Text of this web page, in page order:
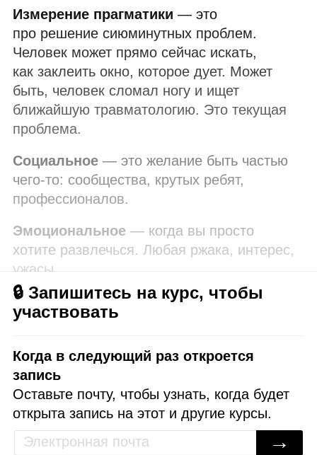
Измерение прагматики — это
про решение сиюминутных проблем.
Человек может прямо сейчас искать,
как заклеить окно, которое дует. Может
быть, человек сломал ногу и ищет
ближайшую травматологию. Это текущая
проблема.
Социальное — это желание быть частью
чего‑то: сообщества, крутых ребят,
профессионалов.
Эмоциональное — когда вы просто
хотите развлечься. Любая ржака, интерес,
ужасы.
🔒 Запишитесь на курс, чтобы
участвовать
Когда в следующий раз откроется
запись
Оставьте почту, чтобы узнать, когда будет
открыта запись на этот и другие курсы.
→